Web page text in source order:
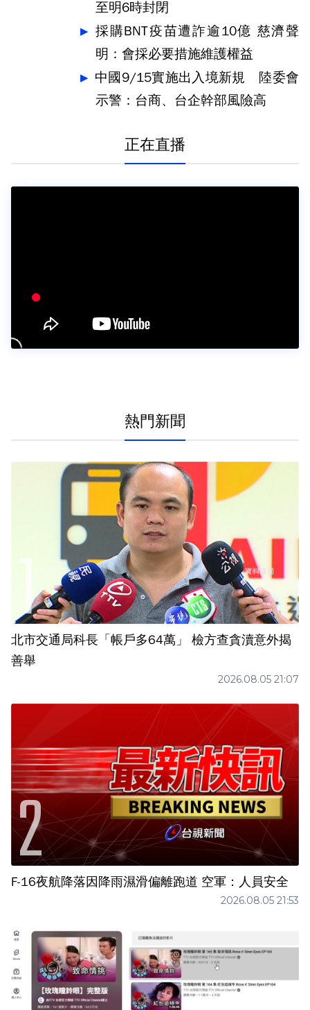
至明6時封閉
採購BNT疫苗遭詐逾10億 慈濟聲
明：會採必要措施維護權益
中國9/15實施出入境新規 陸委會
示警：台商、台企幹部風險高
正在直播
熱門新聞
北市交通局科長「帳戶多64萬」 檢方查貪瀆意外揭
善舉
2026.08.05 21:07
F-16夜航降落因降雨濕滑偏離跑道 空軍：人員安全
2026.08.05 21:53